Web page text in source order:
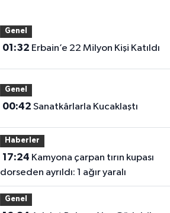
Genel
01:32 Erbain’e 22 Milyon Kişi Katıldı
Genel
00:42 Sanatkârlarla Kucaklaştı
Haberler
17:24
dorseden ayrıldı: 1 ağır yaralı
Genel